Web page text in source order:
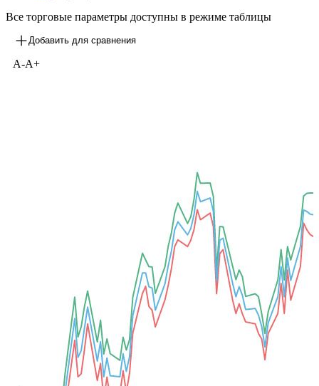
Все торговые параметры доступны в режиме таблицы
Добавить для сравнения